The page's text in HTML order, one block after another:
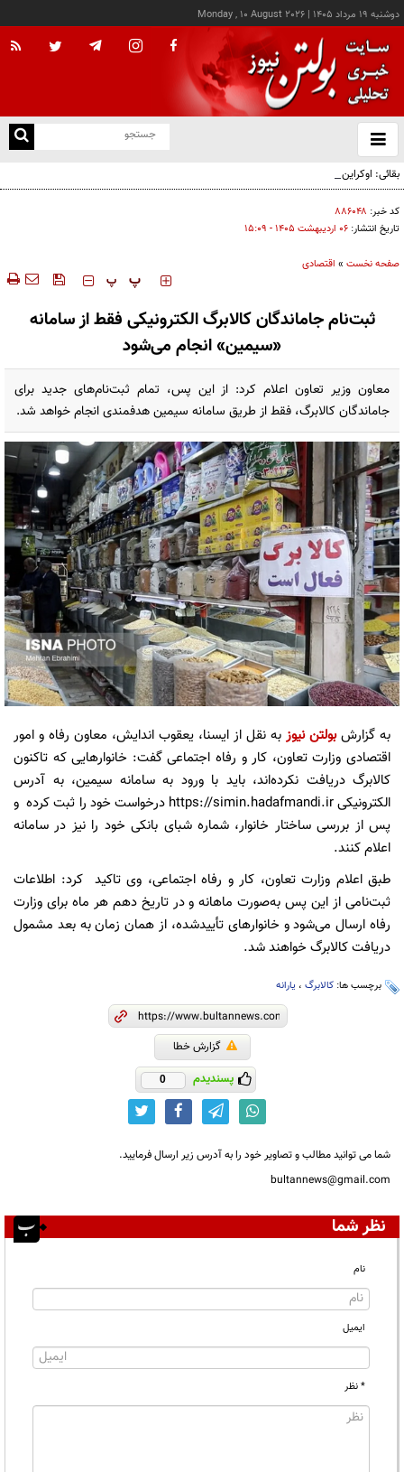
دوشنبه ۱۹ مرداد ۱۴۰۵ |
Monday , 10 August 2026
باز
و
بقائی: اوکراین جبران نکند، جبران می‌کنیم
کد خبر: ۸۸۶۰۴۸
تاریخ انتشار: ۰۶ ارديبهشت ۱۴۰۵ - ۱۵:۰۹
صفحه نخست » اقتصادی
‍‍‍ پ پ
ثبت‌نام جاماندگان کالابرگ الکترونیکی فقط از سامانه
«سیمین» انجام می‌شود
معاون وزیر تعاون اعلام کرد: از این پس، تمام ثبت‌نام‌های جدید برای
جاماندگان کالابرگ، فقط از طریق سامانه سیمین هدفمندی انجام خواهد شد.
به گزارشبولتن نیوز به نقل از ایسنا، یعقوب اندایش، معاون رفاه و امور
اقتصادی وزارت تعاون، کار و رفاه اجتماعی گفت: خانوارهایی که تاکنون
کالابرگ دریافت نکرده‌اند، باید با ورود به سامانه سیمین، به آدرس
الکترونیکی https://simin.hadafmandi.ir درخواست خود را ثبت کرده و
پس از بررسی ساختار خانوار، شماره شبای بانکی خود را نیز در سامانه
اعلام کنند.
طبق اعلام وزارت تعاون، کار و رفاه اجتماعی، وی تاکید کرد: اطلاعات
ثبت‌نامی از این پس به‌صورت ماهانه و در تاریخ دهم هر ماه برای وزارت
رفاه ارسال می‌شود و خانوارهای تأییدشده، از همان زمان به بعد مشمول
دریافت کالابرگ خواهند شد.
برچسب ها: کالابرگ ، یارانه
گزارش خطا
پسندیدم 0
شما می توانید مطالب و تصاویر خود را به آدرس زیر ارسال فرمایید.
bultannews@gmail.com
نظر شما
نام
ایمیل
* نظر